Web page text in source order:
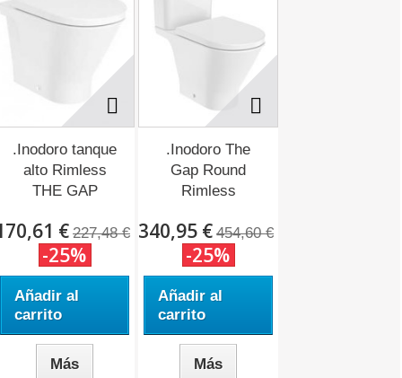
.Inodoro tanque
alto Rimless
THE GAP
€ 227,48 €
-25%
Añadir al
carrito
Más
.Inodoro The
Gap Round
Rimless
340,95 € 454,60 €
-25%
Añadir al
carrito
Más